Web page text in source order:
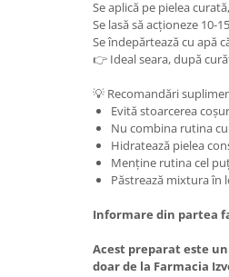
Se aplică pe pielea
Se lasă să acționeze 10-
Se îndepărtează cu apă
👉 Ideal seara, după
💡 Recomandări
Evită stoarcerea
Nu combina rutina
Hidratează pielea
Menține rutina cel
Păstrează mixtura în
Informare din partea
Acest preparat este
doar de la Farmacia